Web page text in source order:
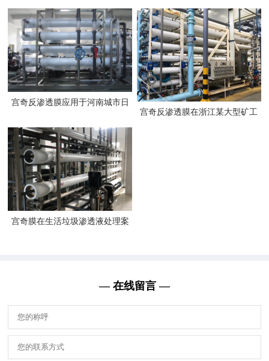
宫奇反渗透膜应用于河南城市日
宫奇反渗透膜在浙江某大型矿工
宫奇膜在生活垃圾渗透液处理案
— 在线留言 —